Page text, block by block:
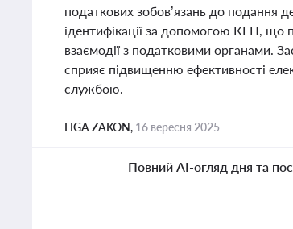
податкових зобов’язань до подання
ідентифікації за допомогою КЕП, що
взаємодії з податковими органами.
сприяє підвищенню ефективності
службою.
LIGA ZAKON, 16 вересня 2025
Повний AI-огляд дня та